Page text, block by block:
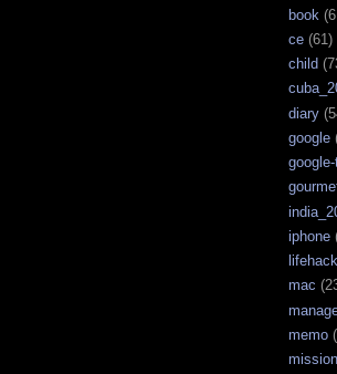
book
ce (61)
child
diary
google
iphone
lifehack
mac
memo